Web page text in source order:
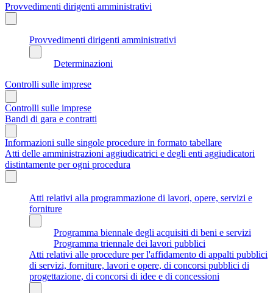
Provvedimenti dirigenti amministrativi
Provvedimenti dirigenti amministrativi
Determinazioni
Controlli sulle imprese
Controlli sulle imprese
Bandi di gara e contratti
Informazioni sulle singole procedure in formato tabellare
Atti delle amministrazioni aggiudicatrici e degli enti aggiudicatori
distintamente per ogni procedura
Atti relativi alla programmazione di lavori, opere, servizi e
forniture
Programma biennale degli acquisiti di beni e servizi
Programma triennale dei lavori pubblici
Atti relativi alle procedure per l'affidamento di appalti pubblici
di servizi, forniture, lavori e opere, di concorsi pubblici di
progettazione, di concorsi di idee e di concessioni